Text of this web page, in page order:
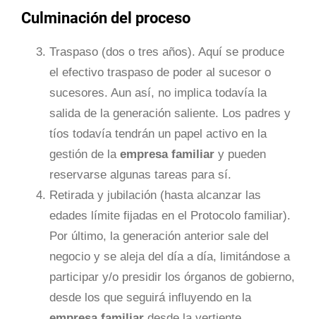
Culminación del proceso
Traspaso (dos o tres años). Aquí se produce
el efectivo traspaso de poder al sucesor o
sucesores. Aun así, no implica todavía la
salida de la generación saliente. Los padres y
tíos todavía tendrán un papel activo en la
gestión de la empresa familiar y pueden
reservarse algunas tareas para sí.
Retirada y jubilación (hasta alcanzar las
edades límite fijadas en el Protocolo familiar).
Por último, la generación anterior sale del
negocio y se aleja del día a día, limitándose a
participar y/o presidir los órganos de gobierno,
desde los que seguirá influyendo en la